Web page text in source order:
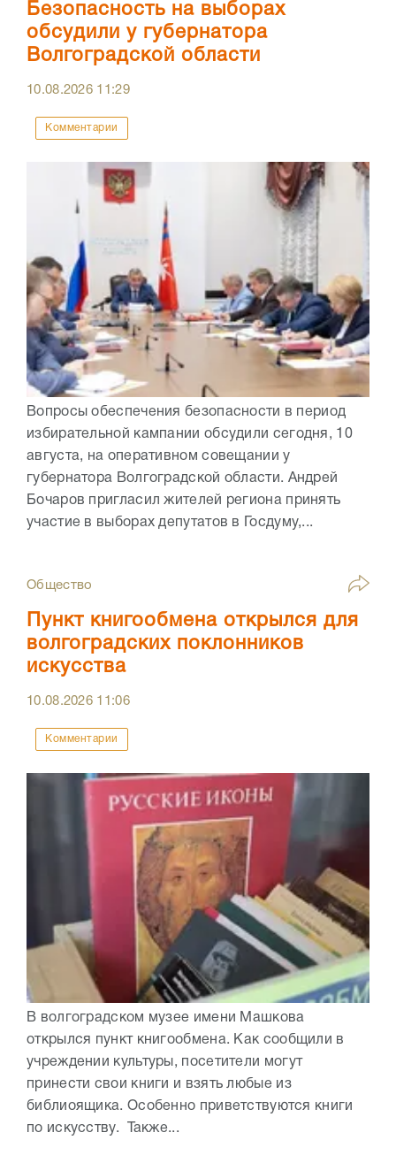
Безопасность на выборах
обсудили у губернатора
Волгоградской области
10.08.2026 11:29
Комментарии
Вопросы обеспечения безопасности в период
избирательной кампании обсудили сегодня, 10
августа, на оперативном совещании у
губернатора Волгоградской области. Андрей
Бочаров пригласил жителей региона принять
участие в выборах депутатов в Госдуму,...
Общество
Пункт книгообмена открылся для
волгоградских поклонников
искусства
10.08.2026 11:06
Комментарии
В волгоградском музее имени Машкова
открылся пункт книгообмена. Как сообщили в
учреждении культуры, посетители могут
принести свои книги и взять любые из
библиоящика. Особенно приветствуются книги
по искусству. Также...